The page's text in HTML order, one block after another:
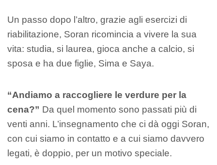
Un passo dopo l’altro, grazie agli esercizi di
riabilitazione, Soran ricomincia a vivere la sua
vita: studia, si laurea, gioca anche a calcio, si
sposa e ha due figlie, Sima e Saya.
“Andiamo a raccogliere le verdure per la
cena?” Da quel momento sono passati più di
venti anni. L’insegnamento che ci dà oggi Soran,
con cui siamo in contatto e a cui siamo davvero
legati, è doppio, per un motivo speciale.